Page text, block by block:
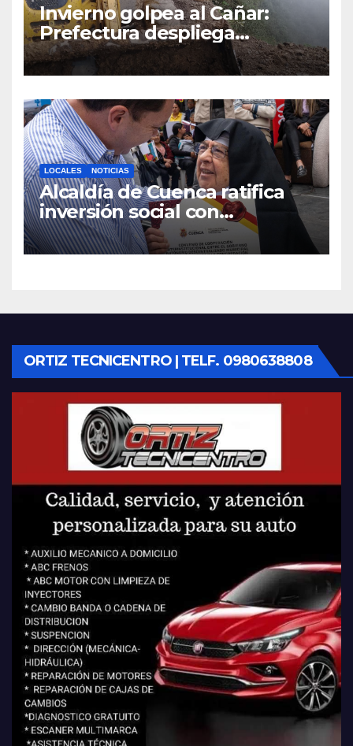
Invierno golpea al Cañar:
Prefectura despliega
maquinaria en toda la
provincia para mantener las
LOCALES NOTICIAS
Alcaldía de Cuenca ratifica
inversión social con
fundaciones e instituciones
locales
ORTIZ TECNICENTRO | TELF. 0980638808